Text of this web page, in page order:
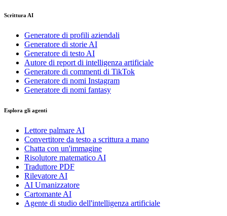
Scrittura AI
Generatore di profili aziendali
Generatore di storie AI
Generatore di testo AI
Autore di report di intelligenza artificiale
Generatore di commenti di TikTok
Generatore di nomi Instagram
Generatore di nomi fantasy
Esplora gli agenti
Lettore palmare AI
Convertitore da testo a scrittura a mano
Chatta con un'immagine
Risolutore matematico AI
Traduttore PDF
Rilevatore AI
AI Umanizzatore
Cartomante AI
Agente di studio dell'intelligenza artificiale